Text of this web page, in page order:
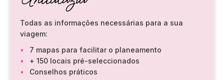
Todas as informações necessárias para a sua
viagem:
7 mapas para facilitar o planeamento
+ 150 locais pré-seleccionados
Conselhos práticos